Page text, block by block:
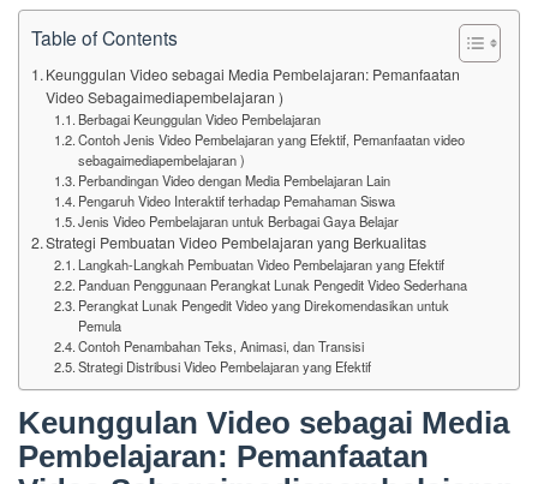
Table of Contents
Keunggulan Video sebagai Media Pembelajaran: Pemanfaatan
Video Sebagaimediapembelajaran )
Berbagai Keunggulan Video Pembelajaran
Contoh Jenis Video Pembelajaran yang Efektif, Pemanfaatan video
sebagaimediapembelajaran )
Perbandingan Video dengan Media Pembelajaran Lain
Pengaruh Video Interaktif terhadap Pemahaman Siswa
Jenis Video Pembelajaran untuk Berbagai Gaya Belajar
Strategi Pembuatan Video Pembelajaran yang Berkualitas
Langkah-Langkah Pembuatan Video Pembelajaran yang Efektif
Panduan Penggunaan Perangkat Lunak Pengedit Video Sederhana
Perangkat Lunak Pengedit Video yang Direkomendasikan untuk
Pemula
Contoh Penambahan Teks, Animasi, dan Transisi
Strategi Distribusi Video Pembelajaran yang Efektif
Keunggulan Video sebagai Media
Pembelajaran: Pemanfaatan